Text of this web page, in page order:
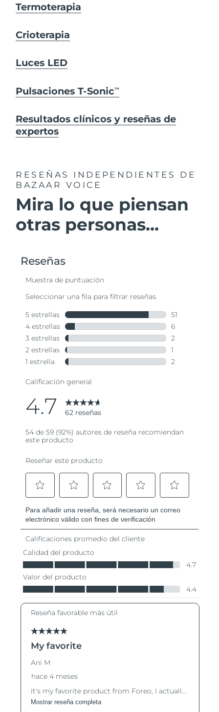
Termoterapia
Crioterapia
Luces LED
Pulsaciones T-SonicTM
Resultados clínicos y reseñas de
expertos
RESEÑAS INDEPENDIENTES
DE
BAZAAR VOICE
Mira lo que piensan
otras personas...